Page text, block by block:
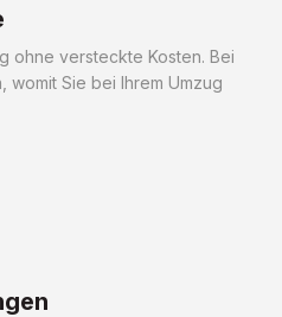
ohne versteckte Kosten. Bei
womit Sie bei Ihrem Umzug